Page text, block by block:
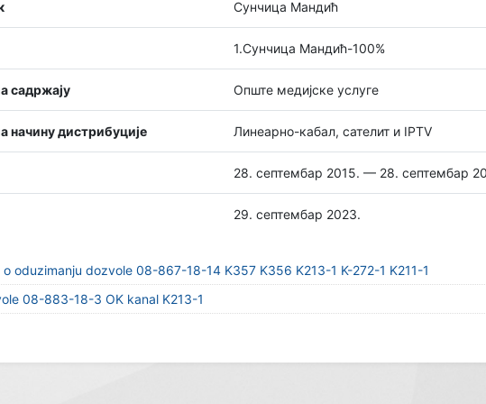
Сунчица Мандић
1.Сунчица Мандић-100%
садржају Опште медијске услуге
начину дистрибуције Линеарно-кабал, сателит и IPTV
28. септембар 2015. — 28. септембар
29. септембар 2023.
o oduzimanju dozvole 08-867-18-14 K357 K356 K213-1 K-272-1 K211-1
08-883-18-3 OK kanal K213-1